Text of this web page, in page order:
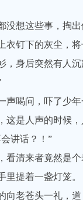
想这些事，掏出
衣钉下的灰尘，将
身后突然有人沉
喝问，吓了少年
这是人声的时候
讲话？！”
清来者竟然是个
里提着一盏灯笼。
老苍头一礼，道